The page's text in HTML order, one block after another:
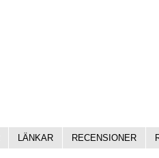
LÄNKAR RECENSIONER